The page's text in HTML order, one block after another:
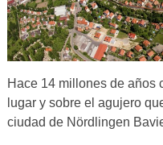
Hace 14 millones de años
lugar y sobre el agujero
ciudad de Nördlingen